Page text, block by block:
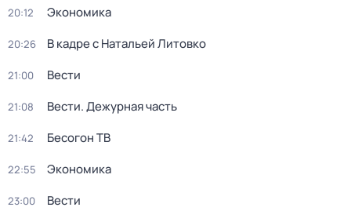
20:12 Экономика
20:26 В кадре с Натальей Литовко
21:00 Вести
21:08 Вести. Дежурная часть
21:42 Бесогон ТВ
22:55 Экономика
23:00 Вести